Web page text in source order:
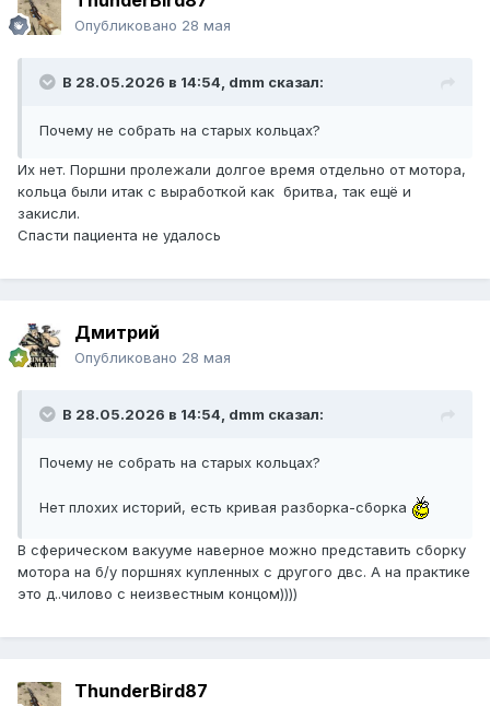
Опубликовано 28 мая
В 28.05.2026 в 14:54, dmm сказал:
Почему не собрать на старых кольцах?
Их нет. Поршни пролежали долгое время отдельно от мотора,
кольца были итак с выработкой как бритва, так ещё и
закисли.
Спасти пациента не удалось
Дмитрий
Опубликовано 28 мая
В 28.05.2026 в 14:54, dmm сказал:
Почему не собрать на старых кольцах?
Нет плохих историй, есть кривая разборка-сборка
В сферическом вакууме наверное можно представить сборку
мотора на б/у поршнях купленных с другого двс. А на практике
это д..чилово с неизвестным концом))))
ThunderBird87